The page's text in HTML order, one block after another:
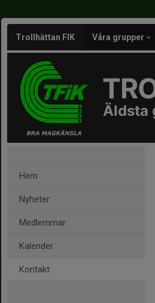
Trollhättan FIK Våra grupper
Äldsta
Hem
Nyheter
Medlemmar
Kalender
Kontakt